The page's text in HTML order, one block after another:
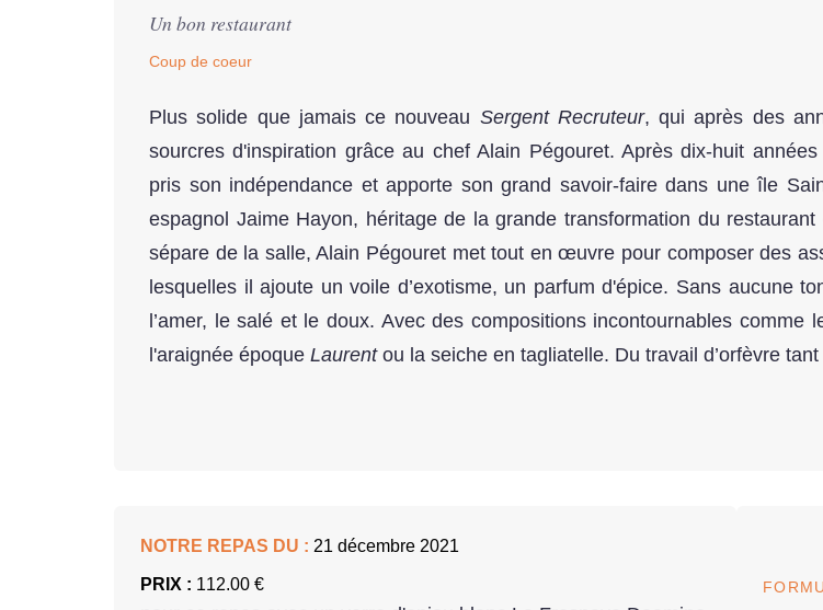
Un bon restaurant
Coup de coeur
Plus solide que jamais ce nouveau Sergent Recruteur, qui après des
sourcres d'inspiration grâce au chef Alain Pégouret. Après dix-huit
pris son indépendance et apporte son grand savoir-faire dans une île
espagnol Jaime Hayon, héritage de la grande transformation du
sépare de la salle, Alain Pégouret met tout en œuvre pour composer des
lesquelles il ajoute un voile d’exotisme, un parfum d'épice. Sans aucune
l’amer, le salé et le doux. Avec des compositions incontournables
l'araignée époque Laurentou la seiche en tagliatelle. Du travail d’orfèvre
NOTRE REPAS DU : 21 décembre 2021
PRIX : 112.00 €